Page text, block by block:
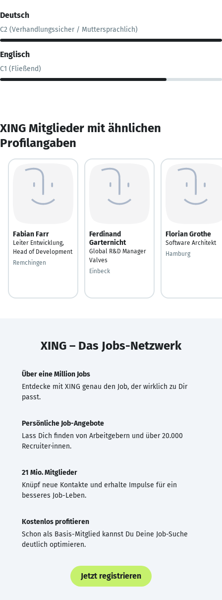
Deutsch
C2 (Verhandlungssicher / Muttersprachlich)
Englisch
C1 (Fließend)
XING Mitglieder mit ähnlichen
Profilangaben
Fabian Farr
Leiter Entwicklung,
Head of Development
Remchingen
Ferdinand
Garternicht
Global R&D Manager
Valves
Einbeck
Florian Grothe
Software Architekt
Hamburg
XING – Das Jobs-Netzwerk
Über eine Million Jobs
Entdecke mit XING genau den Job, der wirklich zu Dir
passt.
Persönliche Job-Angebote
Lass Dich finden von Arbeitgebern und über 20.000
Recruiter·innen.
21 Mio. Mitglieder
Knüpf neue Kontakte und erhalte Impulse für ein
besseres Job-Leben.
Kostenlos profitieren
Schon als Basis-Mitglied kannst Du Deine Job-Suche
deutlich optimieren.
Jetzt registrieren